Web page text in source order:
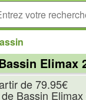
Elimax
de 79.95€
Bassin
cookies